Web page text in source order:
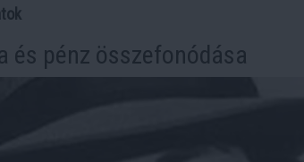
és pénz összefonódása